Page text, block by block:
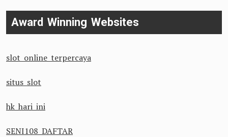
Award Winning Websites
slot online terpercaya
situs slot
hk hari ini
SENI108 DAFTAR